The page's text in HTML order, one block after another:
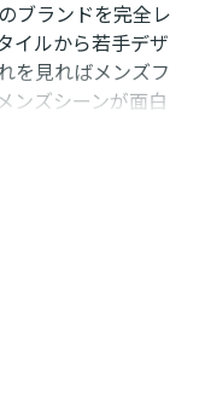
ブランドを完全レ
イルから若手デザ
を見ればメンズフ
ンズシーンが面白